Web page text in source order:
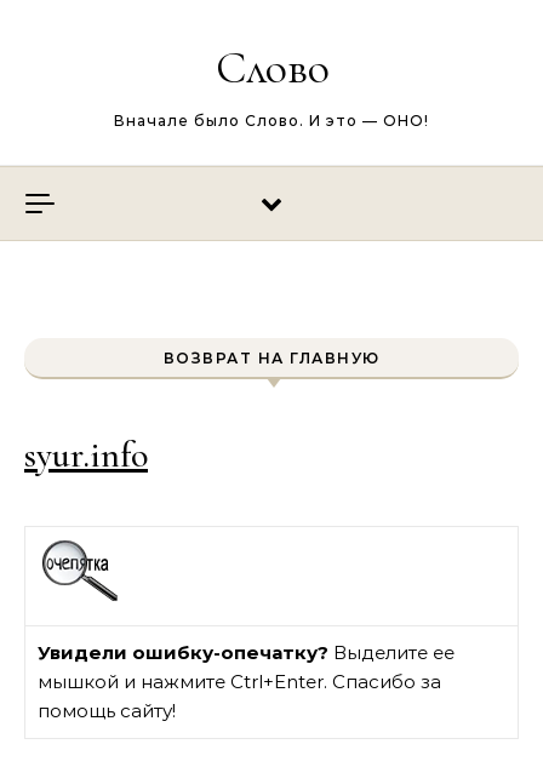
Слово
Вначале было Слово. И это — ОНО!
ВОЗВРАТ НА ГЛАВНУЮ
syur.info
Увидели ошибку-опечатку? Выделите ее
мышкой и нажмите Ctrl+Enter. Спасибо за
помощь сайту!